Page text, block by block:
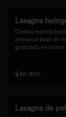
Lasagna
Clásica mezcla
artesanal base de
gratinada en horno
$46.900
Lasagna de